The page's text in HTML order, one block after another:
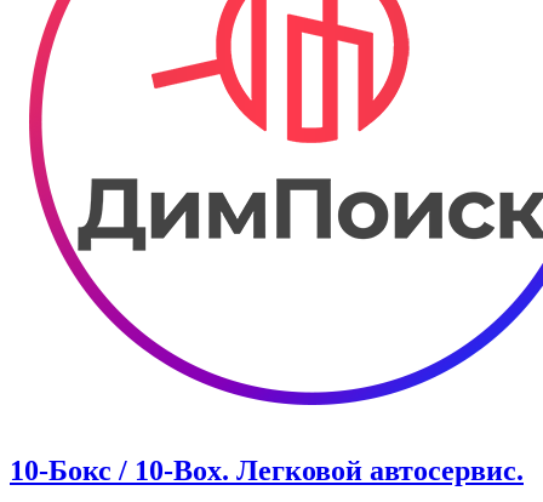
10-Бокс / 10-Box. ​Легковой автосервис.